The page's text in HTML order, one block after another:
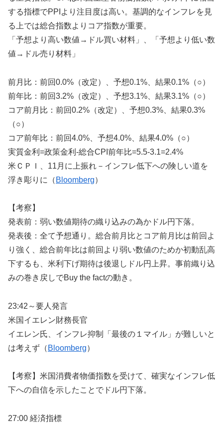
する指標でPPIより注目度は高い。基調的なインフレを見
る上では総合指数よりコア指数が重要。
「予想より高い数値→ドル買い材料」、「予想より低い数
値→ドル売り材料」
前月比：前回0.0%（改定）、予想0.1%、結果0.1%（○）
前年比：前回3.2%（改定）、予想3.1%、結果3.1%（○）
コア前月比：前回0.2%（改定）、予想0.3%、結果0.3%
（○）
コア前年比：前回4.0%、予想4.0%、結果4.0%（○）
実質金利=政策金利-総合CPI前年比=5.5-3.1=2.4%
米ＣＰＩ、11月に上振れ－インフレ低下への険しい道を
浮き彫りに（ Bloomberg）
【考察】
発表前：弱い数値期待の織り込みの為かドル円下落。
発表後：全て予想通り。総合前月比とコア前月比は前回よ
り強く、総合前年比は前回より弱い数値のためか初動乱高
下するも、米利下げ期待は後退しドル円上昇。事前織り込
みの巻き戻しでBuy the factの動き。
23:42～要人発言
米国イエレン財務長官
イエレン氏、インフレ抑制「最後の１マイル」が難しいと
は考えず（ Bloomberg）
【考察】米国消費者物価指数を受けて、確実なインフレ低
下への自信を示したことでドル円下落。
27:00 経済指標